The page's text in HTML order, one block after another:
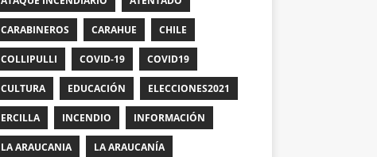
CARABINEROS CARAHUE CHILE
COLLIPULLI COVID-19 COVID19
CULTURA EDUCACIÓN ELECCIONES2021
ERCILLA INCENDIO INFORMACIÓN
LA ARAUCANIA LA ARAUCANÍA